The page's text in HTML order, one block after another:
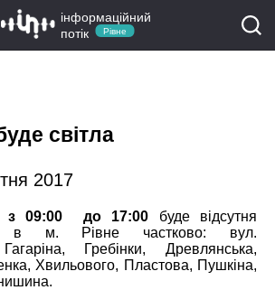
інформаційний
потік
Рівне
світла
2017
з 09:00 до 17:00 буде відсутня
в м. Рівне частково: вул.
Гагаріна, Гребінки, Древлянська,
Хвильового, Пластова, Пушкіна,